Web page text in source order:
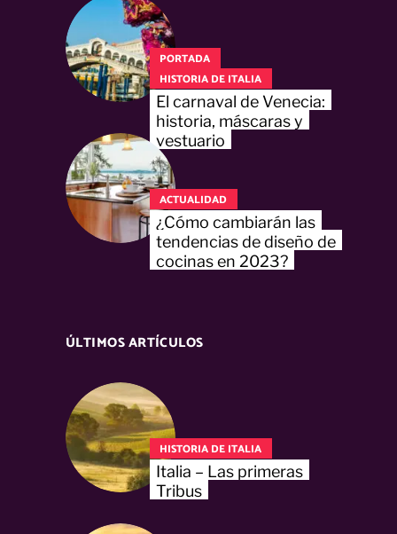
PORTADA
HISTORIA DE ITALIA
El carnaval de Venecia:
historia, máscaras y
vestuario
ACTUALIDAD
¿Cómo cambiarán las
tendencias de diseño de
cocinas en 2023?
ÚLTIMOS ARTÍCULOS
HISTORIA DE ITALIA
Italia – Las primeras
Tribus